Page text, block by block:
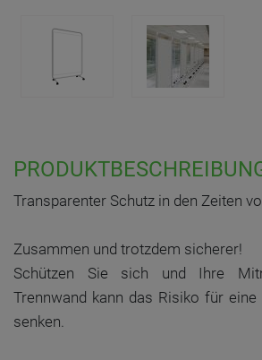
Transparenter Schutz in den Zeiten
Zusammen und trotzdem sicherer!
Schützen Sie sich und Ihre
Trennwand kann das Risiko für
senken.